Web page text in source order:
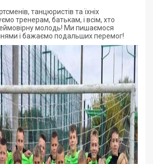
танцюристів та їхніх
тренерам, батькам, і всім, хто
молодь! Ми пишаємося
і бажаємо подальших перемог!